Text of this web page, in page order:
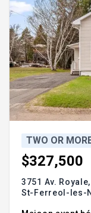
TWO OR
$327,500
3751 Av. Royale,
St-Ferreol-les-